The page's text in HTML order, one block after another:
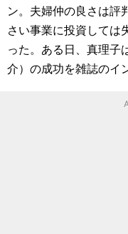
ン。夫婦仲の良さは評
さい事業に投資しては
った。ある日、真理子
介）の成功を雑誌のイ